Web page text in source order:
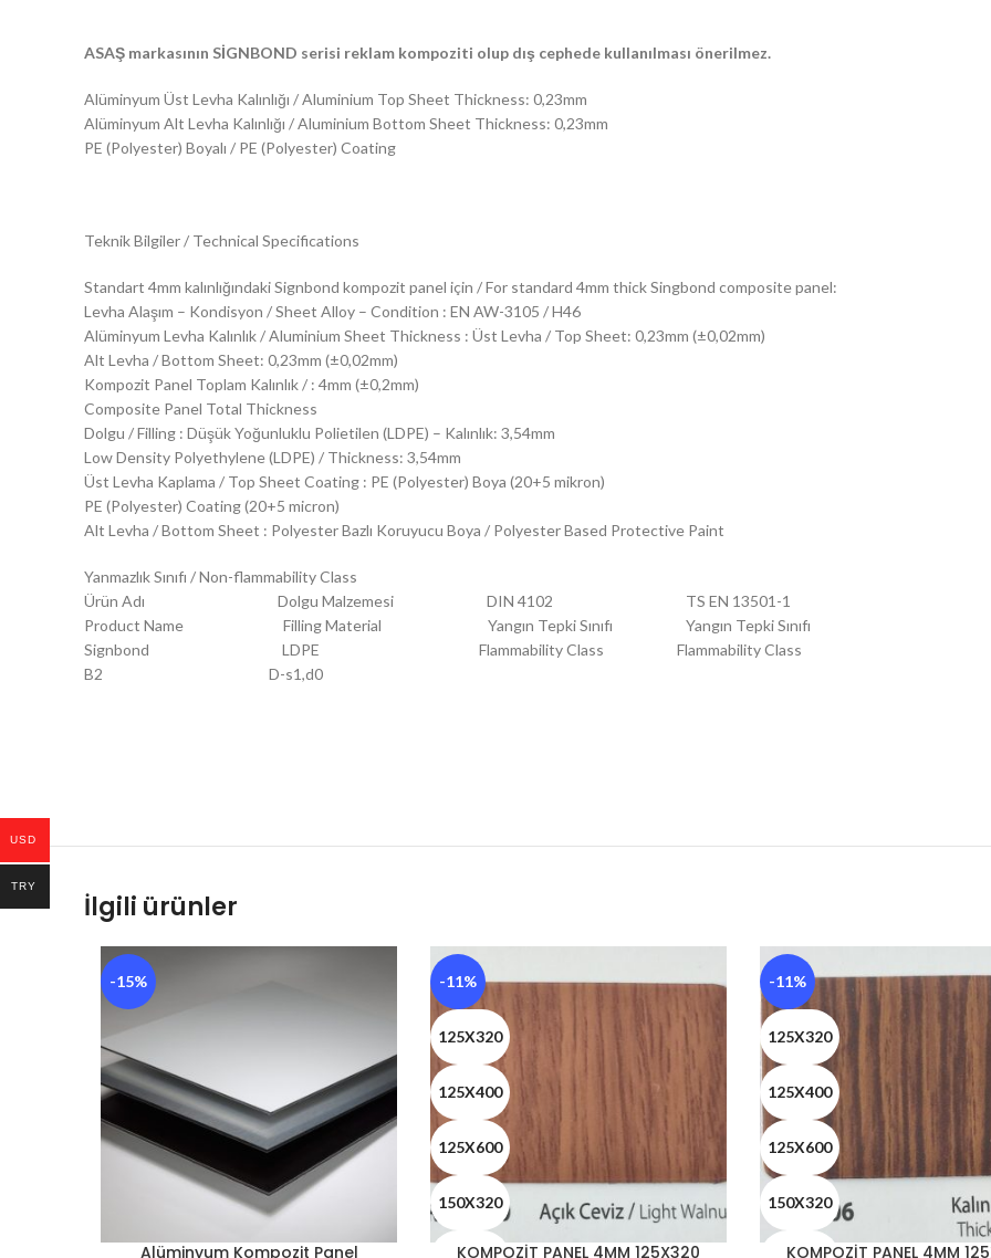
ASAŞ markasının SİGNBOND serisi reklam kompoziti olup dış cephede kullanılması önerilmez.
Alüminyum Üst Levha Kalınlığı / Aluminium Top Sheet Thickness: 0,23mm
Alüminyum Alt Levha Kalınlığı / Aluminium Bottom Sheet Thickness: 0,23mm
PE (Polyester) Boyalı / PE (Polyester) Coating
Teknik Bilgiler / Technical Specifications
Standart 4mm kalınlığındaki Signbond kompozit panel için / For standard 4mm thick Singbond composite panel:
Levha Alaşım – Kondisyon / Sheet Alloy – Condition : EN AW-3105 / H46
Alüminyum Levha Kalınlık / Aluminium Sheet Thickness : Üst Levha / Top Sheet: 0,23mm (±0,02mm)
Alt Levha / Bottom Sheet: 0,23mm (±0,02mm)
Kompozit Panel Toplam Kalınlık / : 4mm (±0,2mm)
Composite Panel Total Thickness
Dolgu / Filling : Düşük Yoğunluklu Polietilen (LDPE) – Kalınlık: 3,54mm
Low Density Polyethylene (LDPE) / Thickness: 3,54mm
Üst Levha Kaplama / Top Sheet Coating : PE (Polyester) Boya (20+5 mikron)
PE (Polyester) Coating (20+5 micron)
Alt Levha / Bottom Sheet : Polyester Bazlı Koruyucu Boya / Polyester Based Protective Paint
Yanmazlık Sınıfı / Non-flammability Class
Ürün Adı Dolgu Malzemesi DIN 4102 TS EN 13501-1
Product Name Filling Material Yangın Tepki Sınıfı Yangın Tepki Sınıfı
Signbond LDPE Flammability Class Flammability Class
B2 D-s1,d0
İlgili ürünler
-15%
Alüminyum Kompozit Panel
-11%
125X320
125X400
125X600
150X320
KOMPOZİT PANEL 4MM 125X320
-11%
125X320
125X400
125X600
150X320
KOMPOZİT PANEL 4MM
USD
TRY